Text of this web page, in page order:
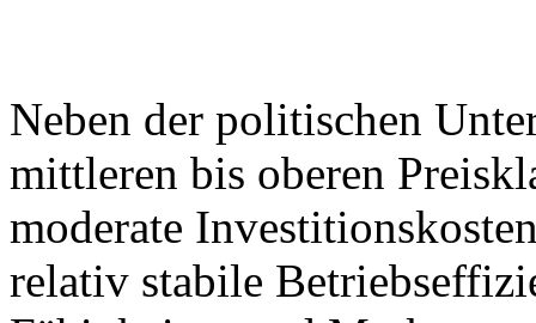
Neben der politischen
mittleren bis oberen
moderate
relativ stabile